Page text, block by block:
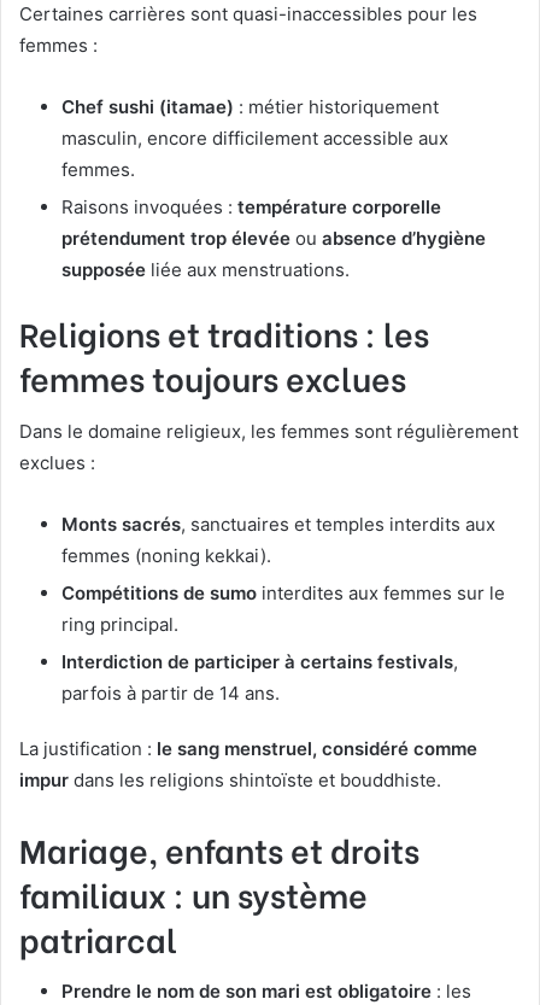
Certaines carrières sont quasi-inaccessibles pour les
femmes :
Chef sushi (itamae) : métier historiquement
masculin, encore difficilement accessible aux
femmes.
Raisons invoquées : température corporelle
prétendument trop élevée ou absence d’hygiène
supposée liée aux menstruations.
Religions et traditions : les
femmes toujours exclues
Dans le domaine religieux, les femmes sont régulièrement
exclues :
Monts sacrés, sanctuaires et temples interdits aux
femmes (noning kekkai).
Compétitions de sumo interdites aux femmes sur le
ring principal.
Interdiction de participer à certains festivals,
parfois à partir de 14 ans.
La justification : le sang menstruel, considéré comme
impur dans les religions shintoïste et bouddhiste.
Mariage, enfants et droits
familiaux : un système
patriarcal
Prendre le nom de son mari est obligatoire : les